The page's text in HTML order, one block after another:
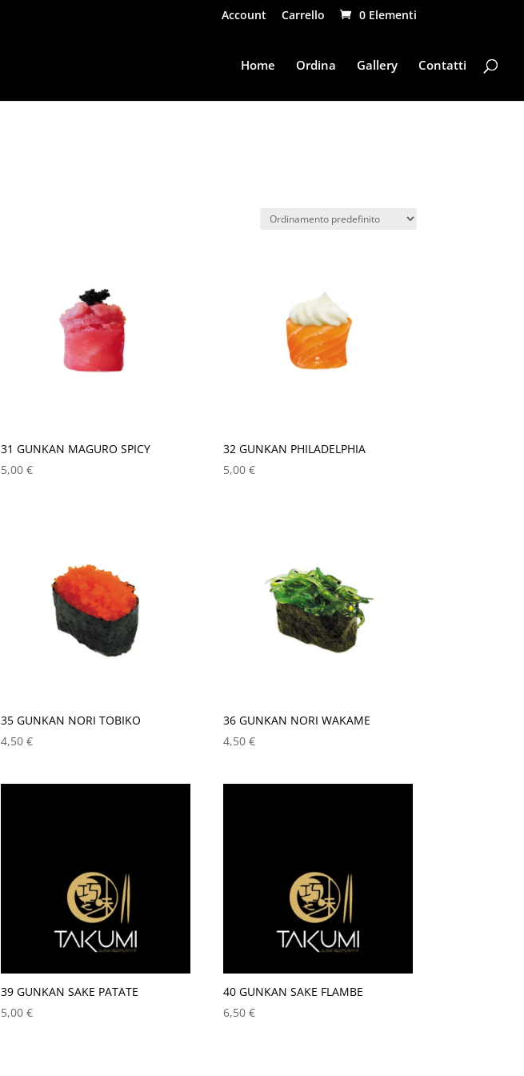
Account Carrello 0 Elementi
Home Ordina Gallery Contatti
31 GUNKAN MAGURO SPICY
5,00€
32 GUNKAN PHILADELPHIA
5,00€
35 GUNKAN NORI TOBIKO
4,50€
36 GUNKAN NORI WAKAME
4,50€
39 GUNKAN SAKE PATATE
5,00€
40 GUNKAN SAKE FLAMBE
6,50€